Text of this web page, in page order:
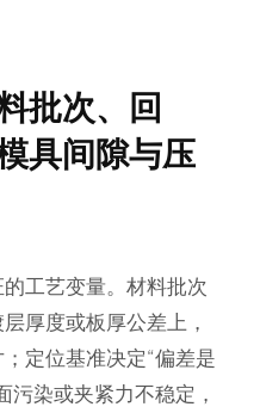
批次、回
具间隙与压
工艺变量。材料批次
厚度或板厚公差上，
定位基准决定“偏差是
污染或夹紧力不稳定，